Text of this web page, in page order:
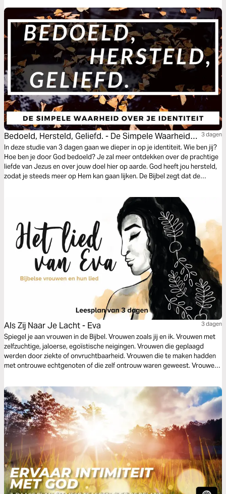
Bedoeld, Hersteld, Geliefd. - De Simpele Waarheid
Over Je Identiteit
3 dagen
In deze studie van 3 dagen gaan we dieper in op je identiteit. Wie ben jij?
Hoe ben je door God bedoeld? Je zal meer ontdekken over de prachtige
liefde van Jezus en over jouw doel hier op aarde. God heeft jou hersteld,
zodat je steeds meer op Hem kan gaan lijken. De Bijbel zegt dat de
Als Zij Naar Je Lacht - Eva 3 dagen
Spiegel je aan vrouwen in de Bijbel. Vrouwen zoals jij en ik. Vrouwen met
zelfzuchtige, jaloerse, egoïstische neigingen. Vrouwen die geplaagd
werden door ziekte of onvruchtbaarheid. Vrouwen die te maken hadden
met ontrouwe echtgenoten of die zelf ontrouw waren geweest. Vrouwen
en haar lied.